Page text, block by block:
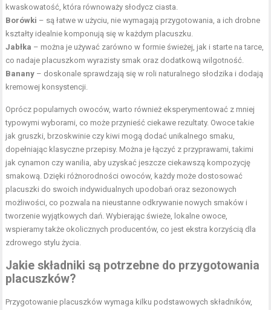
kwaskowatość, która równoważy słodycz ciasta.
Borówki – są łatwe w użyciu, nie wymagają przygotowania, a ich drobne
kształty idealnie komponują się w każdym placuszku.
Jabłka – można je używać zarówno w formie świeżej, jak i starte na tarce,
co nadaje placuszkom wyrazisty smak oraz dodatkową wilgotność.
Banany – doskonale sprawdzają się w roli naturalnego słodzika i dodają
kremowej konsystencji.
Oprócz popularnych owoców, warto również eksperymentować z mniej
typowymi wyborami, co może przynieść ciekawe rezultaty. Owoce takie
jak gruszki, brzoskwinie czy kiwi mogą dodać unikalnego smaku,
dopełniając klasyczne przepisy. Można je łączyć z przyprawami, takimi
jak cynamon czy wanilia, aby uzyskać jeszcze ciekawszą kompozycję
smakową. Dzięki różnorodności owoców, każdy może dostosować
placuszki do swoich indywidualnych upodobań oraz sezonowych
możliwości, co pozwala na nieustanne odkrywanie nowych smaków i
tworzenie wyjątkowych dań. Wybierając świeże, lokalne owoce,
wspieramy także okolicznych producentów, co jest ekstra korzyścią dla
zdrowego stylu życia.
Jakie składniki są potrzebne do przygotowania
placuszków?
Przygotowanie placuszków wymaga kilku podstawowych składników,